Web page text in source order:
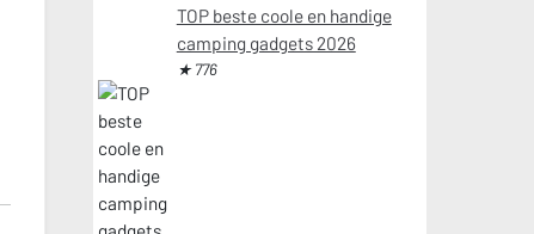
TOP beste coole en handige
camping gadgets 2026
★ 776